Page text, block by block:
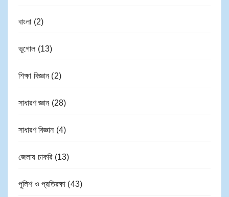
বাংলা (2)
ভূগোল (13)
শিক্ষা বিজ্ঞান (2)
সাধারণ জ্ঞান (28)
সাধারণ বিজ্ঞান (4)
জেলায় চাকরি(13)
পুলিশ ও প্রতিরক্ষা (43)